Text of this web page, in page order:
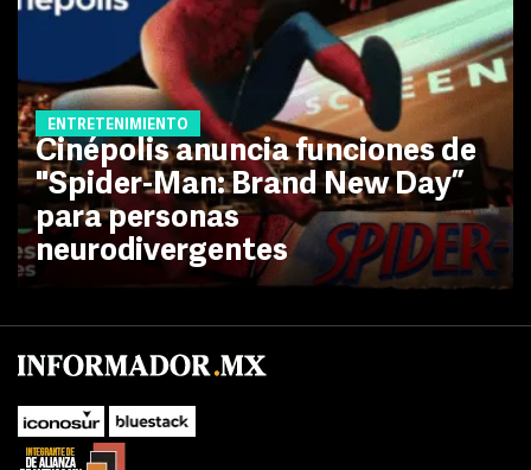
ENTRETENIMIENTO
Cinépolis anuncia funciones de
"Spider-Man: Brand New Day”
para personas
neurodivergentes